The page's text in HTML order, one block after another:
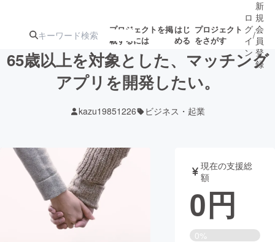
プロジェクトを掲
載するには
はじ
める
プロジェクト
をさがす
ターン
ジェクト
募集終了が近いプ
ロジェクト
アート・写真 音楽
テクノロジー・ガジェット ゲーム・サ
映像・映画 書籍・雑誌
ロ
グ
イ
ン
/
新
規
会
員
登
録
65歳以上を対象とした、マッチング
アプリを開発したい。
kazu19851226 ビジネス・起業
現在の支援総
額
0円
0%